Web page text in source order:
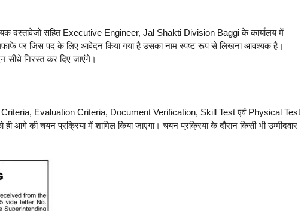
दस्तावेजों सहित Executive Engineer, Jal Shakti Division Baggi के कार्यालय में
पर जिस पद के लिए आवेदन किया गया है उसका नाम स्पष्ट रूप से लिखना आवश्यक है।
सीधे निरस्त कर दिए जाएंगे।
Criteria, Evaluation Criteria, Document Verification, Skill Test एवं Physical Test
आगे की चयन प्रक्रिया में शामिल किया जाएगा। चयन प्रक्रिया के दौरान किसी भी उम्मीदवार